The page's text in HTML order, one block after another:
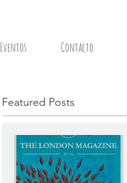
Eventos Contacto
Featured Posts